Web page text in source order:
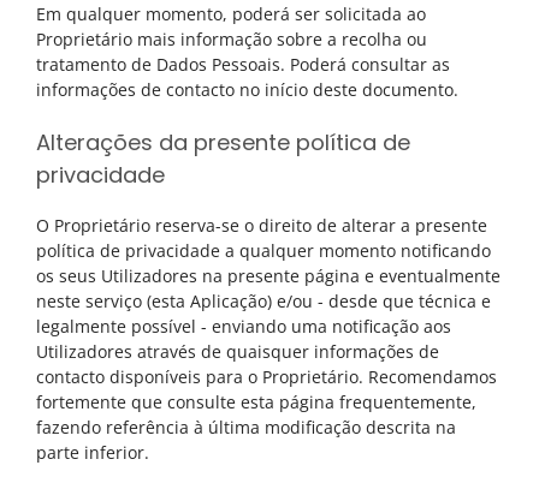
Em qualquer momento, poderá ser solicitada ao
Proprietário mais informação sobre a recolha ou
tratamento de Dados Pessoais. Poderá consultar as
informações de contacto no início deste documento.
Alterações da presente política de
privacidade
O Proprietário reserva-se o direito de alterar a presente
política de privacidade a qualquer momento notificando
os seus Utilizadores na presente página e eventualmente
neste serviço (esta Aplicação) e/ou - desde que técnica e
legalmente possível - enviando uma notificação aos
Utilizadores através de quaisquer informações de
contacto disponíveis para o Proprietário. Recomendamos
fortemente que consulte esta página frequentemente,
fazendo referência à última modificação descrita na
parte inferior.